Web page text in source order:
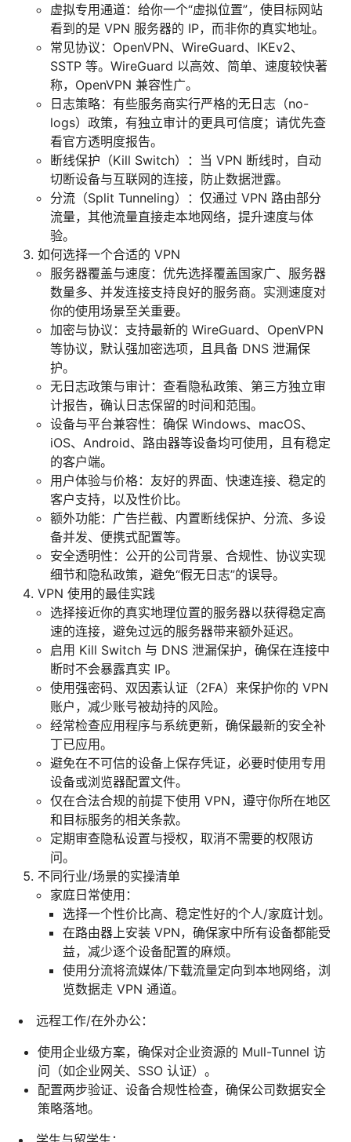
虚拟专用通道：给你一个“虚拟位置”，使目标网站
看到的是 VPN 服务器的 IP，而非你的真实地址。
常见协议：OpenVPN、WireGuard、IKEv2、
SSTP 等。WireGuard 以高效、简单、速度较快著
称，OpenVPN 兼容性广。
日志策略：有些服务商实行严格的无日志（no-
logs）政策，有独立审计的更具可信度；请优先查
看官方透明度报告。
断线保护（Kill Switch）：当 VPN 断线时，自动
切断设备与互联网的连接，防止数据泄露。
分流（Split Tunneling）：仅通过 VPN 路由部分
流量，其他流量直接走本地网络，提升速度与体
验。
如何选择一个合适的 VPN
服务器覆盖与速度：优先选择覆盖国家广、服务器
数量多、并发连接支持良好的服务商。实测速度对
你的使用场景至关重要。
加密与协议：支持最新的 WireGuard、OpenVPN
等协议，默认强加密选项，且具备 DNS 泄漏保
护。
无日志政策与审计：查看隐私政策、第三方独立审
计报告，确认日志保留的时间和范围。
设备与平台兼容性：确保 Windows、macOS、
iOS、Android、路由器等设备均可使用，且有稳定
的客户端。
用户体验与价格：友好的界面、快速连接、稳定的
客户支持，以及性价比。
额外功能：广告拦截、内置断线保护、分流、多设
备并发、便携式配置等。
安全透明性：公开的公司背景、合规性、协议实现
细节和隐私政策，避免“假无日志”的误导。
VPN 使用的最佳实践
选择接近你的真实地理位置的服务器以获得稳定高
速的连接，避免过远的服务器带来额外延迟。
启用 Kill Switch 与 DNS 泄漏保护，确保在连接中
断时不会暴露真实 IP。
使用强密码、双因素认证（2FA）来保护你的 VPN
账户，减少账号被劫持的风险。
经常检查应用程序与系统更新，确保最新的安全补
丁已应用。
避免在不可信的设备上保存凭证，必要时使用专用
设备或浏览器配置文件。
仅在合法合规的前提下使用 VPN，遵守你所在地区
和目标服务的相关条款。
定期审查隐私设置与授权，取消不需要的权限访
问。
不同行业/场景的实操清单
家庭日常使用：
选择一个性价比高、稳定性好的个人/家庭计划。
在路由器上安装 VPN，确保家中所有设备都能受
益，减少逐个设备配置的麻烦。
使用分流将流媒体/下载流量定向到本地网络，浏
览数据走 VPN 通道。
远程工作/在外办公：
使用企业级方案，确保对企业资源的 Mull-Tunnel 访
问（如企业网关、SSO 认证）。
配置两步验证、设备合规性检查，确保公司数据安全
策略落地。